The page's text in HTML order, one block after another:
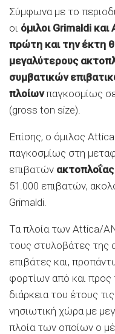
Σύμφωνα με το
οι όμιλοι Grimaldi
πρώτη και την έκτη
μεγαλύτερους
συμβατικών
πλοίωνπαγκοσμίως
(gross ton size).
Επίσης, ο όμιλος
παγκοσμίως στη
επιβατών ακτοπλοΐας
51.000 επιβατών,
Grimaldi.
Τα πλοία των Attica/
τους στυλοβάτες της
επιβάτες και,
φορτίων από και προς
διάρκεια του έτους
νησιωτική χώρα με
πλοία των οποίων ο